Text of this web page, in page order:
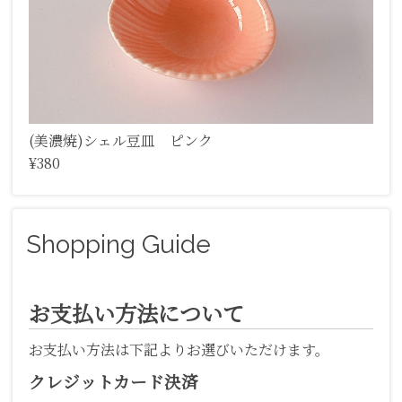
(美濃焼)シェル豆皿 ピンク
¥380
Shopping Guide
お支払い方法について
お支払い方法は下記よりお選びいただけます。
クレジットカード決済